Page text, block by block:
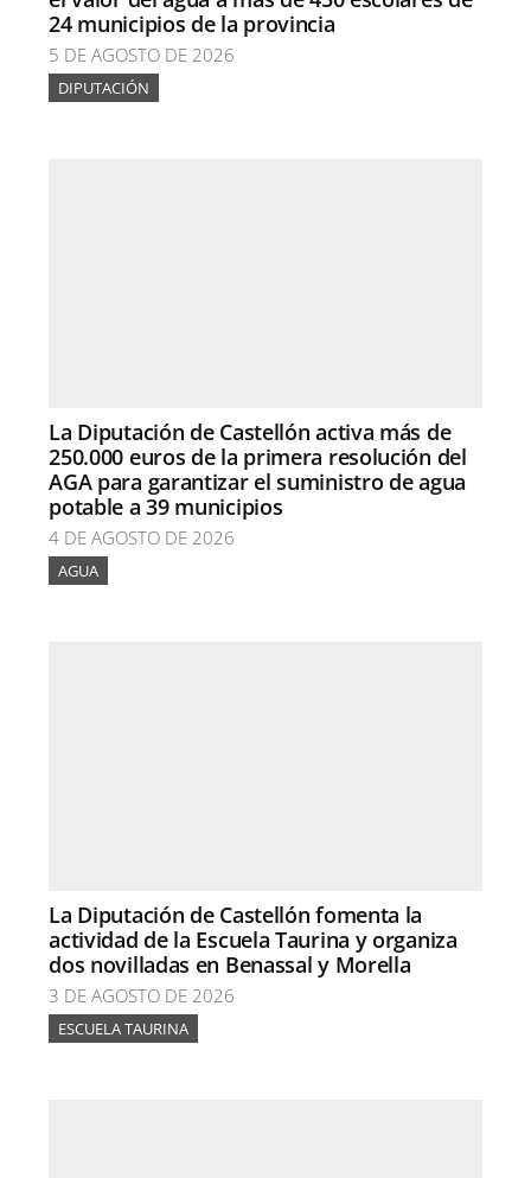
24 municipios de la provincia
5 DE AGOSTO DE 2026
DIPUTACIÓN
La Diputación de Castellón activa más de
250.000 euros de la primera resolución del
AGA para garantizar el suministro de agua
potable a 39 municipios
4 DE AGOSTO DE 2026
AGUA
La Diputación de Castellón fomenta la
actividad de la Escuela Taurina y organiza
dos novilladas en Benassal y Morella
3 DE AGOSTO DE 2026
ESCUELA TAURINA